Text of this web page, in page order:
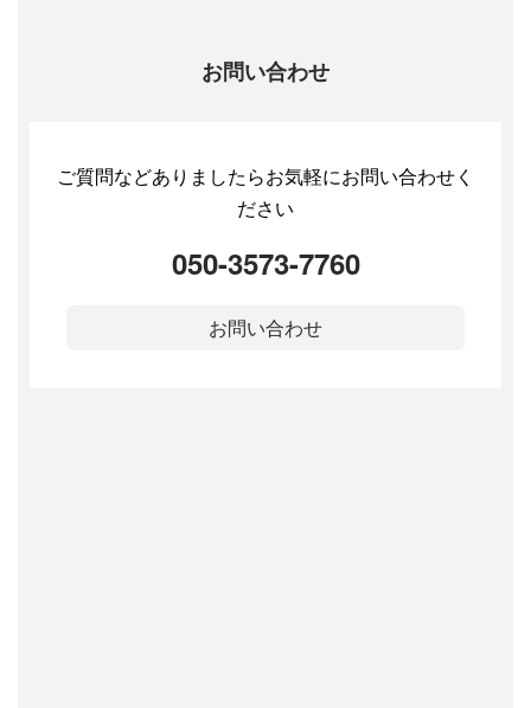
お問い合わせ
ご質問などありましたらお気軽にお問い合わせく
ださい
050-3573-7760
お問い合わせ